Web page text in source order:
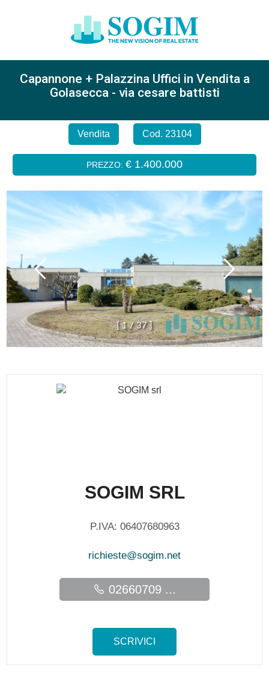
Capannone + Palazzina Uffici in Vendita a
Golasecca - via cesare battisti
Vendita Cod. 23104
PREZZO: € 1.400.000
[ 1 / 37 ]
SOGIM SRL
P.IVA: 06407680963
richieste@sogim.net
02660709 ...
SCRIVICI